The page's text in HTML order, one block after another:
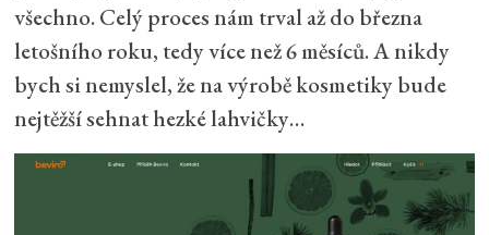
všechno. Celý proces nám trval až do března
letošního roku, tedy více než 6 měsíců. A nikdy
bych si nemyslel, že na výrobě kosmetiky bude
nejtěžší sehnat hezké lahvičky…